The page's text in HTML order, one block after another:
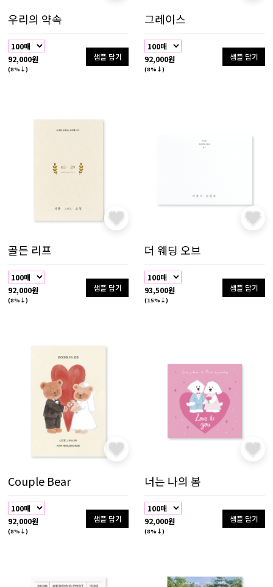
우리의 약속
92,000원
(8%↓)
샘플 담기
그레이스
92,000원
(8%↓)
샘플 담기
골든 리프
92,000원
(8%↓)
샘플 담기
더 웨딩 오브
93,500원
(15%↓)
샘플 담기
Couple Bear
92,000원
(8%↓)
샘플 담기
너는 나의 봄
92,000원
(8%↓)
샘플 담기